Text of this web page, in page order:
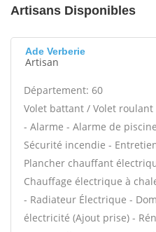
Artisans Disponibles
Ade Verberie
Artisan
Département: 60
Volet battant / Volet roulant
- Alarme - Alarme de
Sécurité incendie -
Plancher chauffant
Chauffage électrique à
- Radiateur Électrique -
électricité (Ajout prise) -